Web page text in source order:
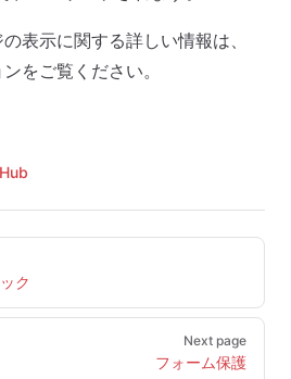
表示に関する詳しい情報は、
をご覧ください。
ク
Next page
フォーム保護